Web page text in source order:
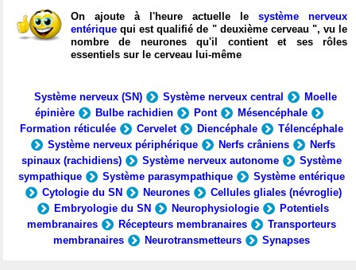
On ajoute à l'heure actuelle le système nerveux
entérique qui est qualifié de " deuxième cerveau ", vu le
nombre de neurones qu'il contient et ses rôles
essentiels sur le cerveau lui-même
Système nerveux (SN) Système nerveux central
Moelle
épinière
Bulbe rachidien Pont
Mésencéphale
Formation réticulée
Cervelet Diencéphale
Télencéphale
Système nerveux périphérique
Nerfs crâniens
Nerfs
spinaux (rachidiens)
Système nerveux autonome
Système
sympathique
Système parasympathique
Système entérique
Cytologie du SN
Neurones
Cellules gliales (névroglie)
Embryologie du SN
Neurophysiologie
Potentiels
membranaires
Récepteurs membranaires
Transporteurs
membranaires
Neurotransmetteurs Synapses